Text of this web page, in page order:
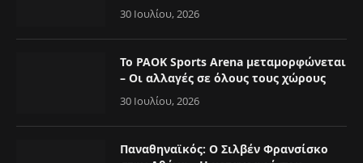
30 Ιουλίου, 2026
Το PAOK Sports Arena μεταμορφώνεται
– Οι αλλαγές σε όλους τους χώρους
30 Ιουλίου, 2026
Παναθηναϊκός: Ο Σιλβέν Φρανσίσκο